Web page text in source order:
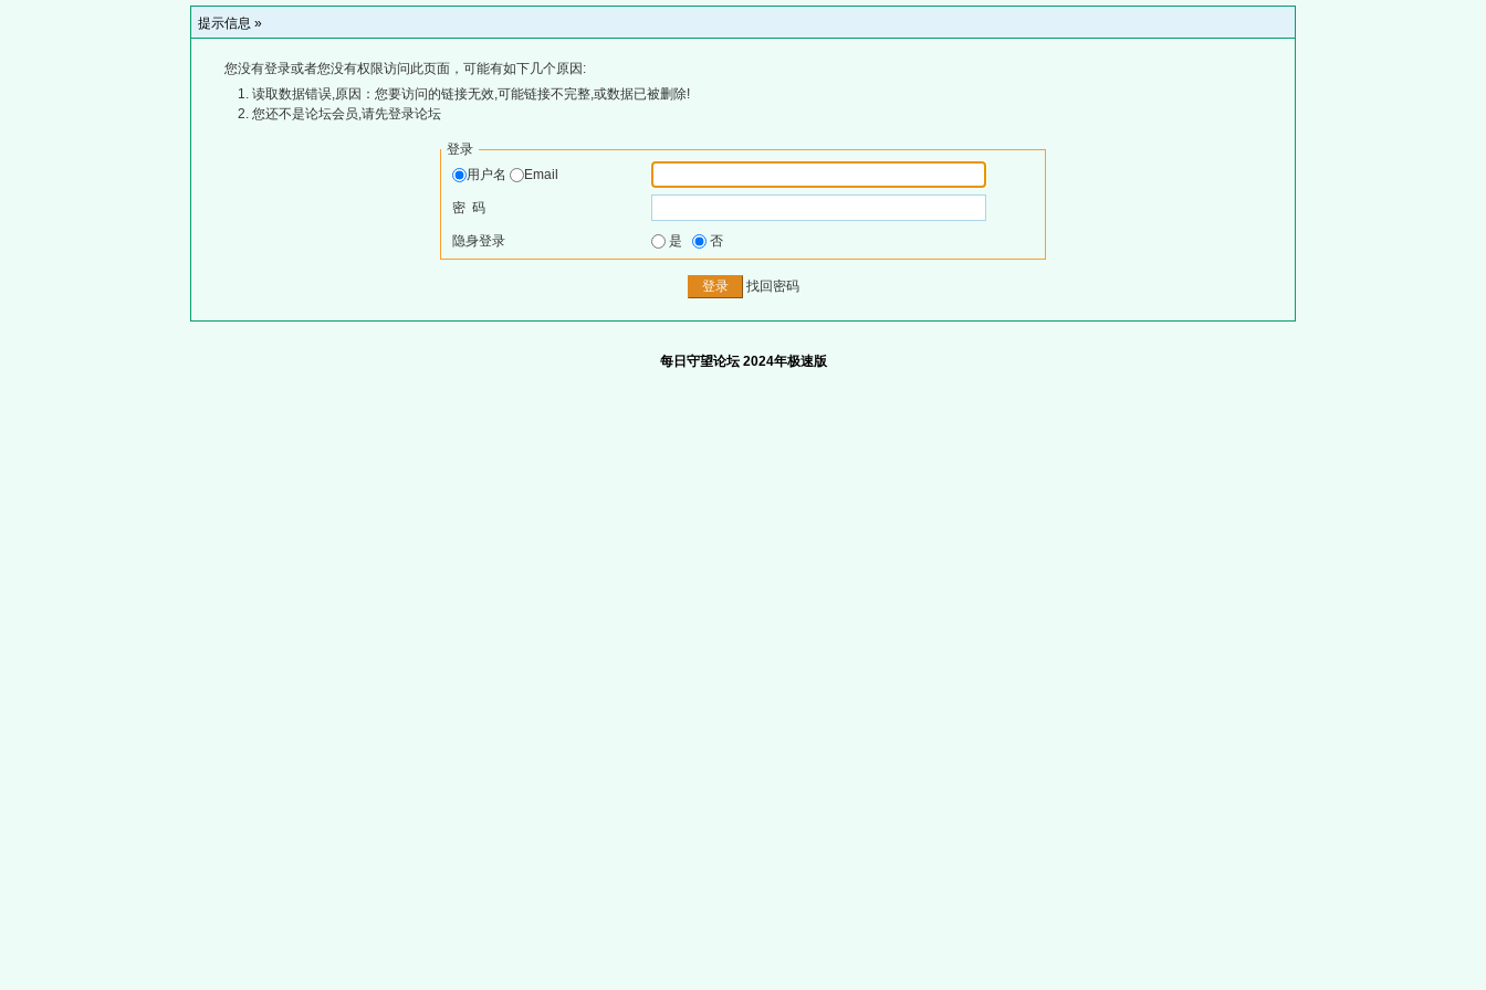
提示信息 »
您没有登录或者您没有权限访问此页面，可能有如下几个原因:
读取数据错误,原因：您要访问的链接无效,可能链接不完整,或数据已被删除!
您还不是论坛会员,请先登录论坛
登录
用户名
Email
密 码
隐身登录 是 否
找回密码
每日守望论坛 2024年极速版